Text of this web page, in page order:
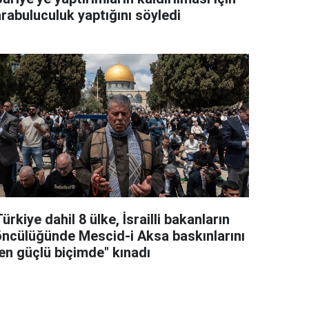
yaptığını söyledi
dahil 8 ülke, İsrailli bakanların
Mescid-i Aksa baskınlarını
güçlü biçimde" kınadı